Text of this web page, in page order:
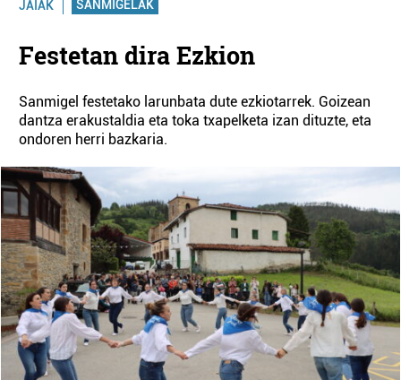
JAIAK SANMIGELAK
Festetan dira Ezkion
Sanmigel festetako larunbata dute ezkiotarrek. Goizean
dantza erakustaldia eta toka txapelketa izan dituzte, eta
ondoren herri bazkaria.